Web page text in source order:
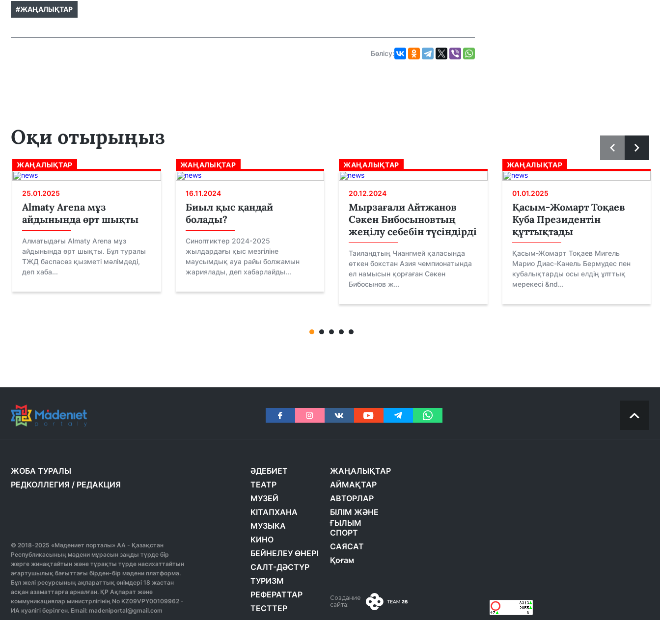
#ЖАҢАЛЫҚТАР
Бөлісу:
Оқи отырыңыз
ЖАҢАЛЫҚТАР
25.01.2025
Almaty Arena мұз
айдынында өрт шықты
Алматыдағы Almaty Arena мұз
айдынында өрт шықты. Бұл туралы
ТЖД баспасөз қызметі мәлімдеді,
деп хаба...
ЖАҢАЛЫҚТАР
16.11.2024
Биыл қыс қандай
болады?
Синоптиктер 2024-2025
жылдардағы қыс мезгіліне
маусымдық ауа райы болжамын
жариялады, деп хабарлайды...
ЖАҢАЛЫҚТАР
20.12.2024
Мырзағали Айтжанов
Сәкен Бибосыновтың
жеңілу себебін түсіндірді
Таиландтың Чиангмей қаласында
өткен бокстан Азия чемпионатында
ел намысын қорғаған Сәкен
Бибосынов ж...
ЖАҢАЛЫҚТАР
01.01.2025
Қасым-Жомарт Тоқаев
Куба Президентін
құттықтады
Қасым-Жомарт Тоқаев Мигель
Марио Диас-Канель Бермудес пен
кубалықтарды осы елдің ұлттық
мерекесі &nd...
ЖОБА ТУРАЛЫ
РЕДКОЛЛЕГИЯ / РЕДАКЦИЯ
© 2018-2025 «Мәдениет порталы» АА - Қазақстан
Республикасының мәдени мұрасын заңды түрде бір
жерге жинақтайтын және тұрақты түрде насихаттайтын
ағартушылық бағыттағы бірден-бір мәдени платформа.
Бұл желі ресурсының ақпараттық өнімдері 18 жастан
асқан азаматтарға арналған. ҚР Ақпарат және
коммуникациялар министрлігінің No KZ09VPY00109962 -
ИА куәлігі берілген. Email: madeniportal@gmail.com
ӘДЕБИЕТ
ТЕАТР
МУЗЕЙ
КІТАПХАНА
МУЗЫКА
КИНО
БЕЙНЕЛЕУ ӨНЕРІ
САЛТ-ДӘСТҮР
ТУРИЗМ
РЕФЕРАТТАР
ТЕСТТЕР
ЖАҢАЛЫҚТАР
АЙМАҚТАР
АВТОРЛАР
БІЛІМ ЖӘНЕ
ҒЫЛЫМ
СПОРТ
САЯСАТ
Қоғам
Создание
сайта: